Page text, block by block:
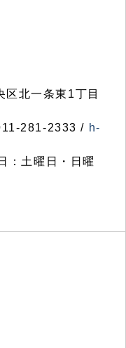
北一条東1丁目
281-2333 / h-
：土曜日・日曜